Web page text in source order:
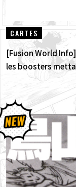
CARTES
[Fusion World
les boosters
sont arrivés !
alternative !